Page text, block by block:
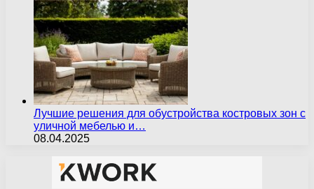
Лучшие решения для обустройства костровых зон с
уличной мебелью и…
08.04.2025